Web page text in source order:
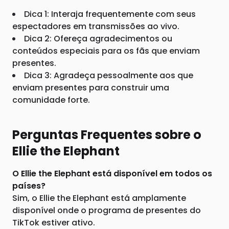
Dica 1: Interaja frequentemente com seus
espectadores em transmissões ao vivo.
Dica 2: Ofereça agradecimentos ou
conteúdos especiais para os fãs que enviam
presentes.
Dica 3: Agradeça pessoalmente aos que
enviam presentes para construir uma
comunidade forte.
Perguntas Frequentes sobre o
Ellie the Elephant
O Ellie the Elephant está disponível em todos os
países?
Sim, o Ellie the Elephant está amplamente
disponível onde o programa de presentes do
TikTok estiver ativo.